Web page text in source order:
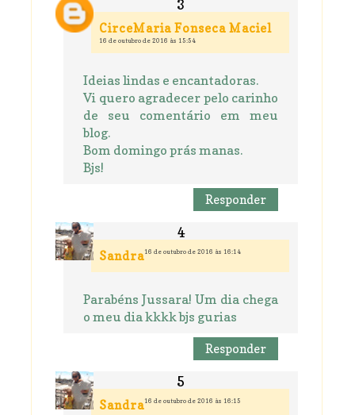
CirceMaria Fonseca Maciel
16 de outubro de 2016 às 15:54
Ideias lindas e encantadoras.
Vi quero agradecer pelo carinho
de seu comentário em meu
blog.
Bom domingo prás manas.
Bjs!
Responder
Sandra16 de outubro de 2016 às 16:14
Parabéns Jussara! Um dia chega
o meu dia kkkk bjs gurias
Responder
Sandra16 de outubro de 2016 às 16:15